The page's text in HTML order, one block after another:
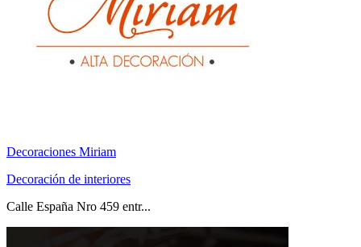
Decoraciones Miriam
Decoración de interiores
Calle España Nro 459 entr...